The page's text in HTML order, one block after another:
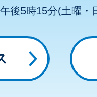
後5時15分(土曜